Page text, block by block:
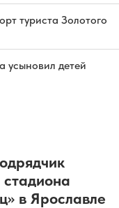
туриста Золотого
усыновил детей
стадиона
в Ярославле